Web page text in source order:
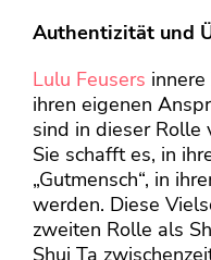
Authentizität und
Lulu Feusers
ihren eigenen
sind in dieser Rolle
Sie schafft es, in
„Gutmensch“, in
werden. Diese
zweiten Rolle als
Shui Ta